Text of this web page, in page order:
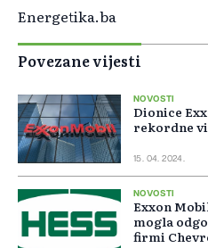
Energetika.ba
Povezane vijesti
NOVOSTI
Dionice
rekordne
15. 04. 2024.
NOVOSTI
Exxon
mogla
firmi